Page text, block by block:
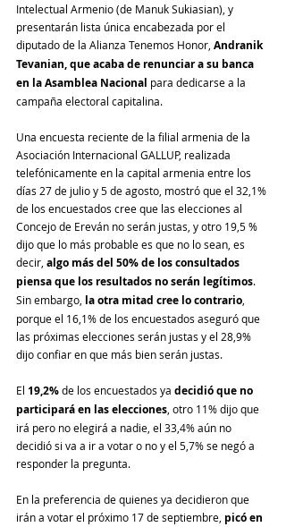
Intelectual Armenio (de Manuk Sukiasian), y
presentarán lista única encabezada por el
diputado de la Alianza Tenemos Honor, Andranik
Tevanian, que acaba de renunciar a su banca
en la Asamblea Nacional para dedicarse a la
campaña electoral capitalina.
Una encuesta reciente de la filial armenia de la
Asociación Internacional GALLUP, realizada
telefónicamente en la capital armenia entre los
días 27 de julio y 5 de agosto, mostró que el 32,1%
de los encuestados cree que las elecciones al
Concejo de Ereván no serán justas, y otro 19,5 %
dijo que lo más probable es que no lo sean, es
decir, algo más del 50% de los consultados
piensa que los resultados no serán legítimos.
Sin embargo, la otra mitad cree lo contrario
porque el 16,1% de los encuestados aseguró que
las próximas elecciones serán justas y el 28,9%
dijo confiar en que más bien serán justas.
El 19,2% de los encuestados ya decidió que no
participará en las elecciones , otro 11% dijo que
irá pero no elegirá a nadie, el 33,4% aún no
decidió si va a ir a votar o no y el 5,7% se negó a
responder la pregunta.
En la preferencia de quienes ya decidieron que
irán a votar el próximo 17 de septiembre, picó en